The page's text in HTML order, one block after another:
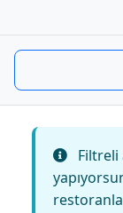
Filtreli